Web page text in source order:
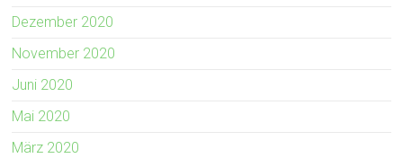
Dezember 2020
November 2020
Juni 2020
Mai 2020
März 2020